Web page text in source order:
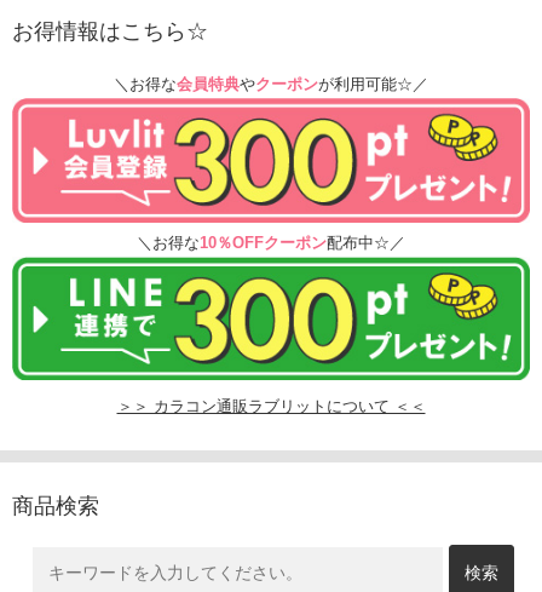
お得情報はこちら☆
＼お得な会員特典やクーポンが利用可能☆／
＼お得な10％OFFクーポン配布中☆／
＞＞ カラコン通販ラブリットについて ＜＜
商品検索